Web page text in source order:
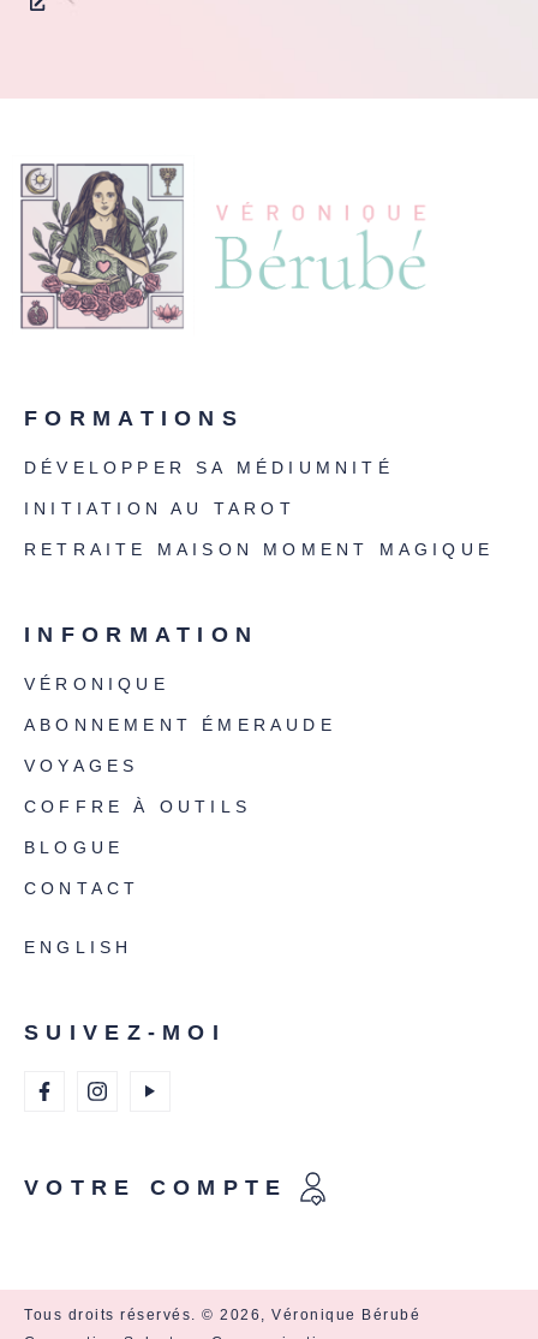
FORMATIONS
DÉVELOPPER SA MÉDIUMNITÉ
INITIATION AU TAROT
RETRAITE MAISON MOMENT MAGIQUE
INFORMATION
VÉRONIQUE
ABONNEMENT ÉMERAUDE
VOYAGES
COFFRE À OUTILS
BLOGUE
CONTACT
ENGLISH
SUIVEZ-MOI
VOTRE COMPTE
Tous droits réservés. © 2026, Véronique Bérubé